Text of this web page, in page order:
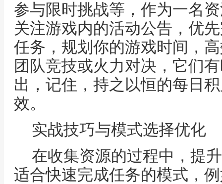
参与限时挑战等，作为一名
关注游戏内的活动公告，优
任务，规划你的游戏时间，
团队竞技或火力对决，它们
出，记住，持之以恒的每日
效。
实战技巧与模式选择优化
在收集资源的过程中，提
适合快速完成任务的模式，